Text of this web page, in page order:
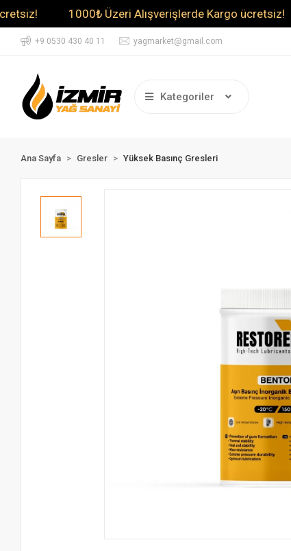
1000₺ Üzeri Alışverişlerde Kargo ücretsiz!
+9 0530 430 40 11 yagmarket@gmail.com
Kategoriler
Ana Sayfa Gresler Yüksek Basınç Gresleri